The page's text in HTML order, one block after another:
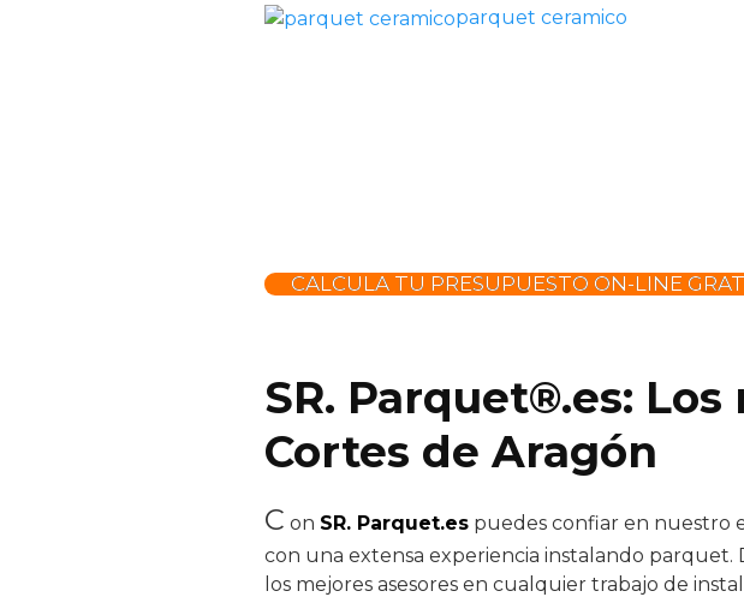
parquet ceramico
CALCULA TU PRESUPUESTO ON-LINE
SR. Parquet®.es:
Cortes de Aragón
C on SR. Parquet.es puedes confiar en nuestro
con una extensa experiencia instalando
los mejores asesores en cualquier trabajo de